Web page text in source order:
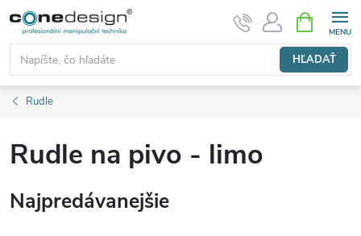
Prejsť
obsah
HĽADAŤ
KOŠÍK
Rudle
Rudle na pivo - limo
Najpredávanejšie